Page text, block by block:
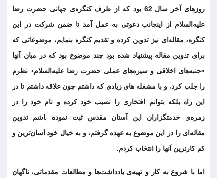
روزهای آخر سال 62 بود که از طرف کنگره‌ی جهانی حضرت رضا
علیه‌السلام از اینجانب دعوتی به عمل آمد تا ضمن شرکت در این
کنگره، مقاله‌ای نیز تدوین کرده و تقدیم کنگره بنمایم، موضوعاتی که
برای تدوین مقاله پیشنهاد شده بود چند موضوع بود که در میان آنها
«جنبه‌های اخلاقی و سیره‌های عملی حضرت رضا علیه‌السلام» نظرم
را جلب کرد، و با مشغله های زیادی که داشتم چون علاقه داشتم تا در
این راه بلکه بتوانم افتخاری را نصیب خود کرده و نام خود را در
زمره‌ی خدمتگزاران این آستان مقدس ثبت نموده باشم تدوین
مقاله‌ای را در این موضوع به عهده گرفتم، و به خیال خود آسان‌ترین و
کم کارترین آنها را انتخاب کردم.
اما با شروع به کار و تهیه‌ی یادداشت‌ها و مطالعات مقدماتی، ناگهان